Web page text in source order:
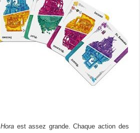
Horaest assez grande. Chaque action des